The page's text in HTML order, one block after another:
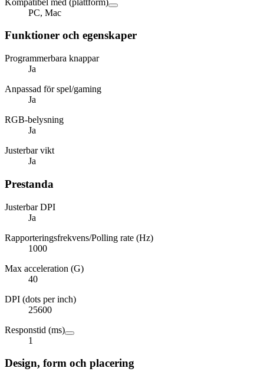
PC, Mac
Funktioner och egenskaper
Programmerbara knappar
Ja
Anpassad för spel/gaming
Ja
RGB-belysning
Ja
Justerbar vikt
Ja
Prestanda
Justerbar DPI
Ja
Rapporteringsfrekvens/Polling rate (Hz)
1000
Max acceleration (G)
40
DPI (dots per inch)
25600
Responstid (ms)
1
Design, form och placering